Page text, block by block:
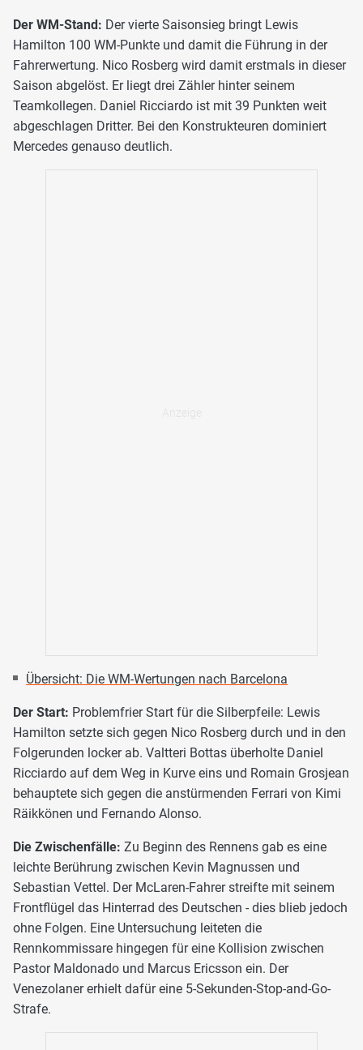
Der WM-Stand: Der vierte Saisonsieg bringt Lewis
Hamilton 100 WM-Punkte und damit die Führung in der
Fahrerwertung. Nico Rosberg wird damit erstmals in dieser
Saison abgelöst. Er liegt drei Zähler hinter seinem
Teamkollegen. Daniel Ricciardo ist mit 39 Punkten weit
abgeschlagen Dritter. Bei den Konstrukteuren dominiert
Mercedes genauso deutlich.
Übersicht: Die WM-Wertungen nach Barcelona
Der Start: Problemfrier Start für die Silberpfeile: Lewis
Hamilton setzte sich gegen Nico Rosberg durch und in den
Folgerunden locker ab. Valtteri Bottas überholte Daniel
Ricciardo auf dem Weg in Kurve eins und Romain Grosjean
behauptete sich gegen die anstürmenden Ferrari von Kimi
Räikkönen und Fernando Alonso.
Die Zwischenfälle: Zu Beginn des Rennens gab es eine
leichte Berührung zwischen Kevin Magnussen und
Sebastian Vettel. Der McLaren-Fahrer streifte mit seinem
Frontflügel das Hinterrad des Deutschen - dies blieb jedoch
ohne Folgen. Eine Untersuchung leiteten die
Rennkommissare hingegen für eine Kollision zwischen
Pastor Maldonado und Marcus Ericsson ein. Der
Venezolaner erhielt dafür eine 5-Sekunden-Stop-and-Go-
Strafe.